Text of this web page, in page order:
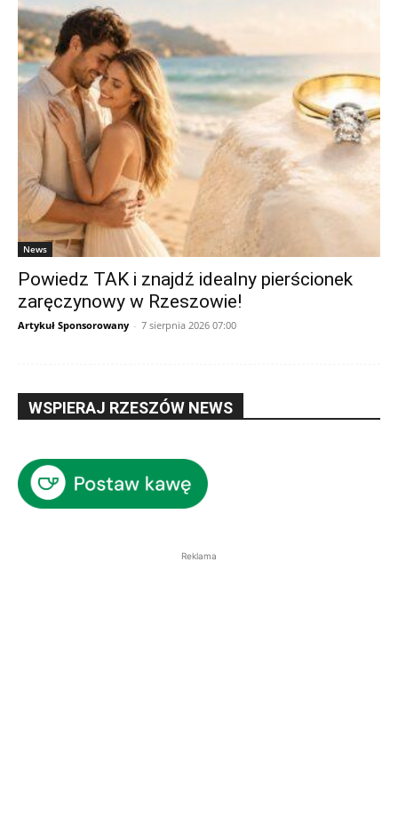
News
Powiedz TAK i znajdź idealny pierścionek
zaręczynowy w Rzeszowie!
Artykuł Sponsorowany - 7 sierpnia 2026 07:00
WSPIERAJ RZESZÓW NEWS
Reklama